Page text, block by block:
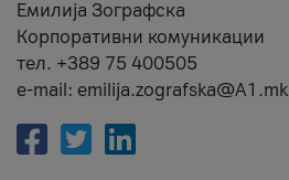
Емилија Зографска
Корпоративни комуникации
тел. +389 75 400505
e-mail: emilija.zografska@A1.mk